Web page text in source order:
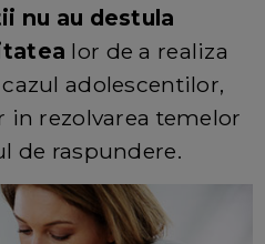
nu au destula
lor de a realiza
adolescentilor,
rezolvarea temelor
de raspundere.